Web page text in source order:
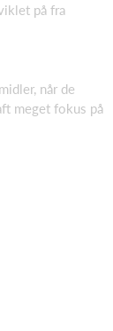
på fra
når de
meget fokus på